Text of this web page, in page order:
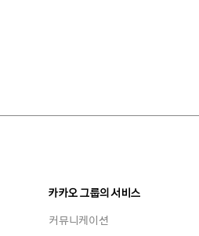
카카오 그룹의 서비스
커뮤니케이션